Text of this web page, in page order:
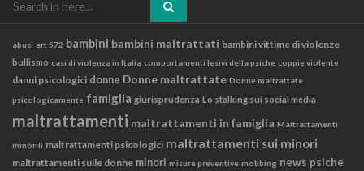
abusi art 572 bambini bambini maltrattati bambini vittime di violenze
bullismo casi di violenza in Italia comportamenti lesivi della psiche coppie violente
danni psicologici donne Donne maltrattate Donne maltrattate
psicologicamente famiglia giurisprudenza Lo stalking sui social media
maltrattamenti maltrattamenti in famiglia Maltrattamenti
minorili maltrattamenti psicologici maltrattamenti sui minori
maltrattamenti sulle donne minori misure preventive mobbing news psiche